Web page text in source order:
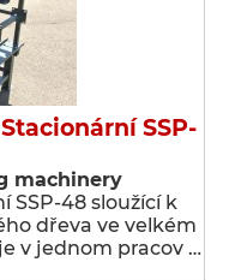
SSP-
machinery
SSP-48 sloužící k
dřeva ve velkém
v jednom pracov …